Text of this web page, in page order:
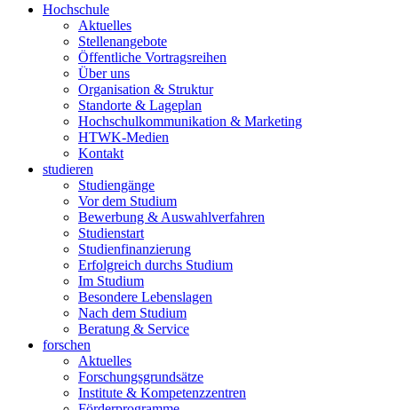
Hochschule
Aktuelles
Stellenangebote
Öffentliche Vortragsreihen
Über uns
Organisation & Struktur
Standorte & Lageplan
Hochschulkommunikation & Marketing
HTWK-Medien
Kontakt
studieren
Studiengänge
Vor dem Studium
Bewerbung & Auswahlverfahren
Studienstart
Studienfinanzierung
Erfolgreich durchs Studium
Im Studium
Besondere Lebenslagen
Nach dem Studium
Beratung & Service
forschen
Aktuelles
Forschungsgrundsätze
Institute & Kompetenzzentren